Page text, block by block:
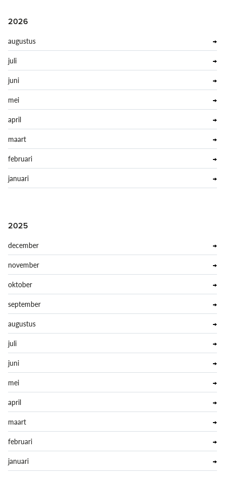
2026
augustus
juli
juni
mei
april
maart
februari
januari
2025
december
november
oktober
september
augustus
juli
juni
mei
april
maart
februari
januari